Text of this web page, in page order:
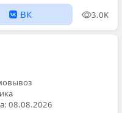
ВК 3.0K
08.08.2026